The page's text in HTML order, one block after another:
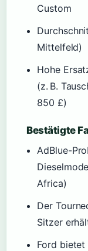
Custom
Mittelfeld)
Hohe
(z. B.
850 £)
Bestätigte
AdBlue-
Africa)
Der
Sitzer
Ford